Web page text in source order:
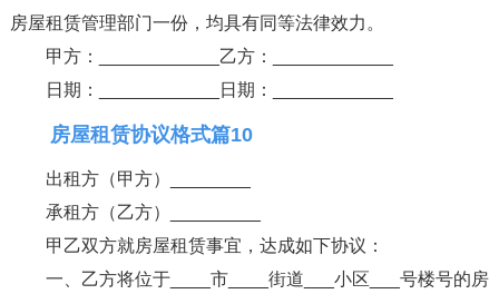
房屋租赁管理部门一份，均具有同等法律效力。
甲方：____________乙方：____________
日期：____________日期：____________
房屋租赁协议格式篇10
出租方（甲方）________
承租方（乙方）_________
甲乙双方就房屋租赁事宜，达成如下协议：
一、乙方将位于____市____街道___小区___号楼号的房